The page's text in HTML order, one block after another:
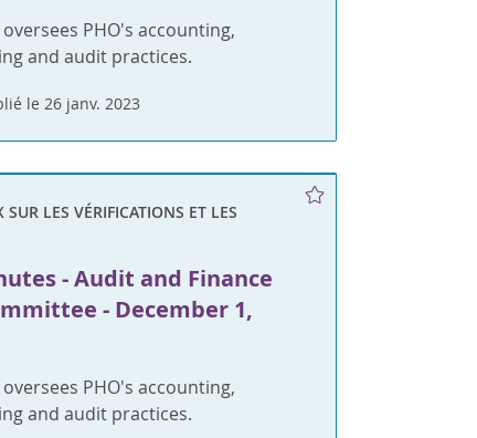
PHO's accounting,
and audit practices.
le 26 janv. 2023
SUR LES VÉRIFICATIONS ET LES
- Audit and Finance
- December 1,
PHO's accounting,
and audit practices.